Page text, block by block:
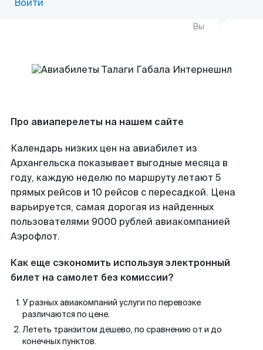
Войти
Вы
Про авиаперелеты на нашем сайте
Календарь низких цен на авиабилет из
Архангельска показывает выгодные месяца в
году, каждую неделю по маршруту летают 5
прямых рейсов и 10 рейсов с пересадкой. Цена
варьируется, самая дорогая из найденных
пользователями 9000 рублей авиакомпанией
Аэрофлот.
Как еще сэкономить используя электронный
билет на самолет без комиссии?
У разных авиакомпаний услуги по перевозке
различаются по цене.
Лететь транзитом дешево, по сравнению от и до
конечных пунктов.